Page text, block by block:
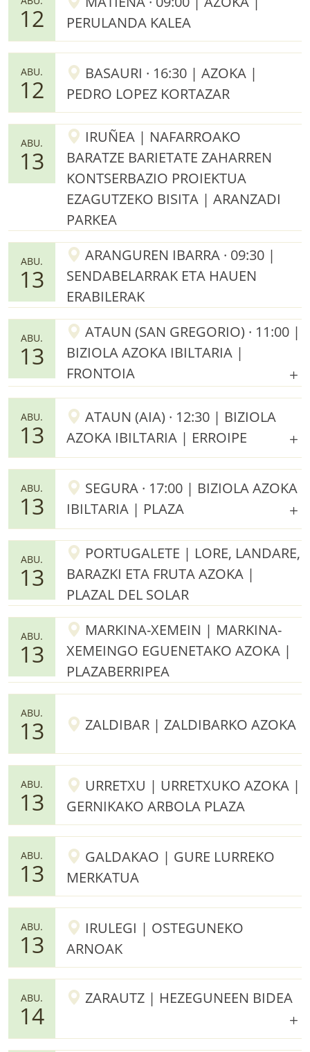
12
PERULANDA KALEA
ABU.
12
BASAURI · 16:30 | AZOKA |
PEDRO LOPEZ KORTAZAR
ABU.
13
IRUÑEA | NAFARROAKO
BARATZE BARIETATE ZAHARREN
KONTSERBAZIO PROIEKTUA
EZAGUTZEKO BISITA | ARANZADI
PARKEA
ABU.
13
ARANGUREN IBARRA · 09:30 |
SENDABELARRAK ETA HAUEN
ERABILERAK
ABU.
13
ATAUN (SAN GREGORIO) · 11:00 |
BIZIOLA AZOKA IBILTARIA |
FRONTOIA
ABU.
13
ATAUN (AIA) · 12:30 | BIZIOLA
AZOKA IBILTARIA | ERROIPE
ABU.
13
SEGURA · 17:00 | BIZIOLA AZOKA
IBILTARIA | PLAZA
ABU.
13
PORTUGALETE | LORE, LANDARE,
BARAZKI ETA FRUTA AZOKA |
PLAZAL DEL SOLAR
ABU.
13
MARKINA-XEMEIN | MARKINA-
XEMEINGO EGUENETAKO AZOKA |
PLAZABERRIPEA
ABU.
13 ZALDIBAR | ZALDIBARKO AZOKA
ABU.
13
URRETXU | URRETXUKO AZOKA |
GERNIKAKO ARBOLA PLAZA
ABU.
13
GALDAKAO | GURE LURREKO
MERKATUA
ABU.
13
IRULEGI | OSTEGUNEKO
ARNOAK
ABU.
14
ZARAUTZ | HEZEGUNEEN BIDEA